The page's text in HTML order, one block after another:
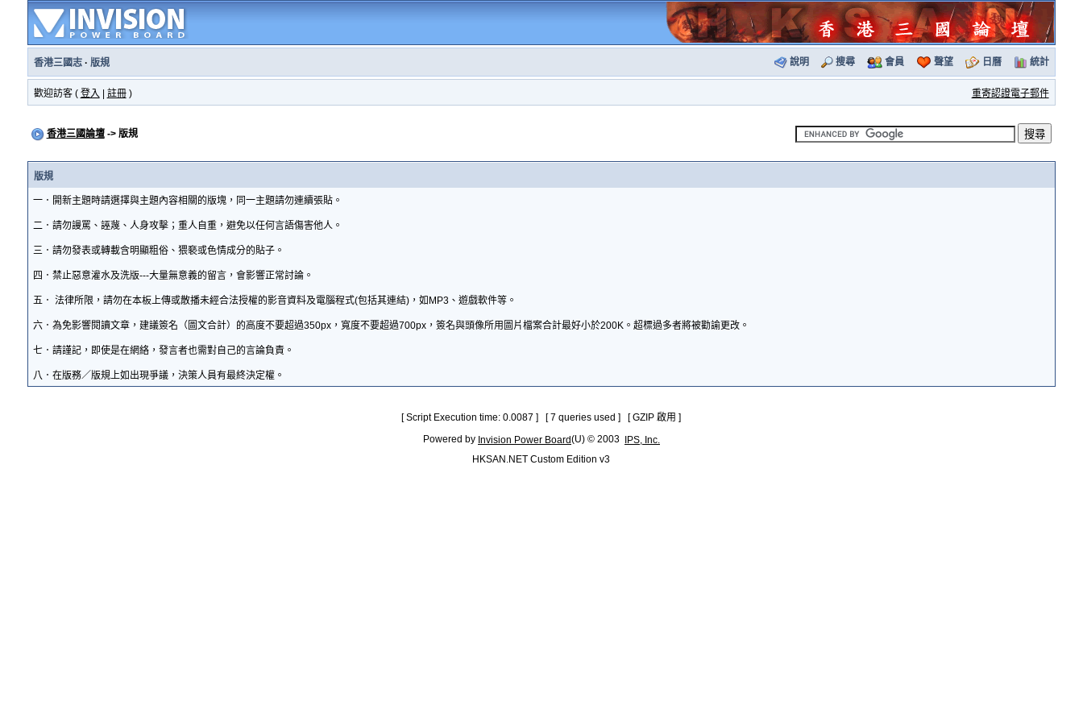
香港三國志· 版規 說明 搜尋 會員 聲望 日曆 統計
歡迎訪客 ( 登入 註冊) 重寄認證電子郵件
香港三國論壇-> 版規
版規
一．開新主題時請選擇與主題內容相關的版塊，同一主題請勿連續張貼。
二．請勿謾罵、誣蔑、人身攻擊；重人自重，避免以任何言語傷害他人。
三．請勿發表或轉載含明顯粗俗、猥褻或色情成分的貼子。
四．禁止惡意灌水及洗版---大量無意義的留言，會影響正常討論。
五． 法律所限，請勿在本板上傳或散播未經合法授權的影音資料及電腦程式(包括其連結)，如MP3、遊戲軟件等。
六．為免影響閱讀文章，建議簽名（圖文合計）的高度不要超過350px，寬度不要超過700px，簽名與頭像所用圖片檔案合計最好小於200K。超標過多者將被勸諭更改。
七．請謹記，即使是在網絡，發言者也需對自己的言論負責。
八．在版務／版規上如出現爭議，決策人員有最終決定權。
[ Script Execution time: 0.0087 ] [ 7 queries used ] [ GZIP 啟用 ]
Powered by Invision Power Board(U) © 2003
IPS, Inc.
HKSAN.NET Custom Edition v3